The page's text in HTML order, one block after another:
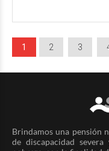
1 2 3
Brindamos una pensión
de discapacidad